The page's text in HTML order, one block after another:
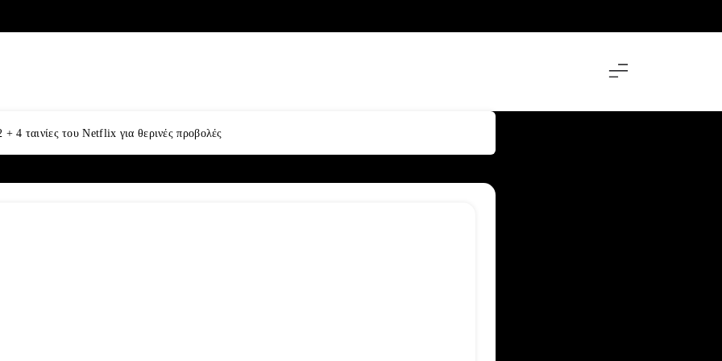
+ 4 ταινίες του Netflix για θερινές προβολές